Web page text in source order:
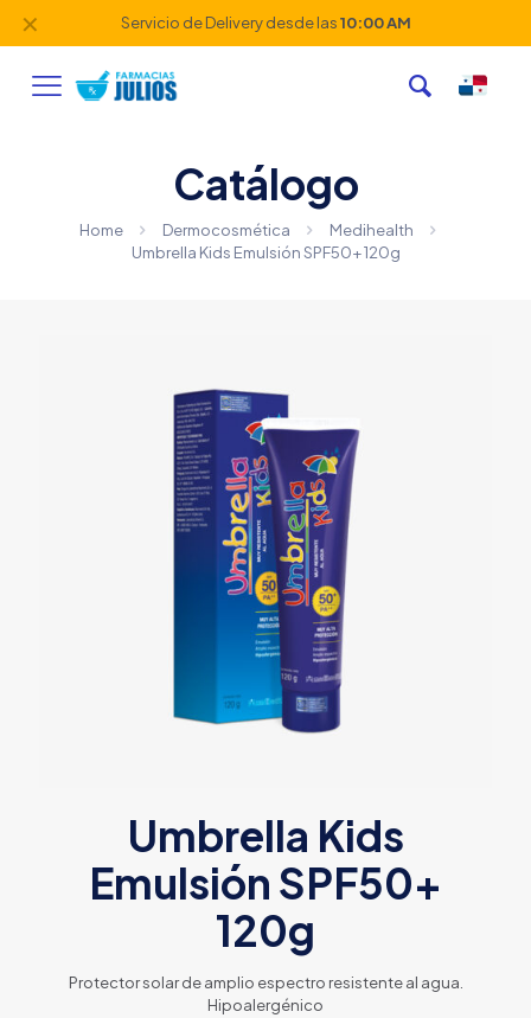
Servicio de Delivery desde las10:00 AM
✕
Catálogo
Home Dermocosmética
Medihealth
Umbrella Kids Emulsión SPF50+ 120g
Umbrella Kids
Emulsión SPF50+
120g
Protector solar de amplio espectro resistente al agua.
Hipoalergénico